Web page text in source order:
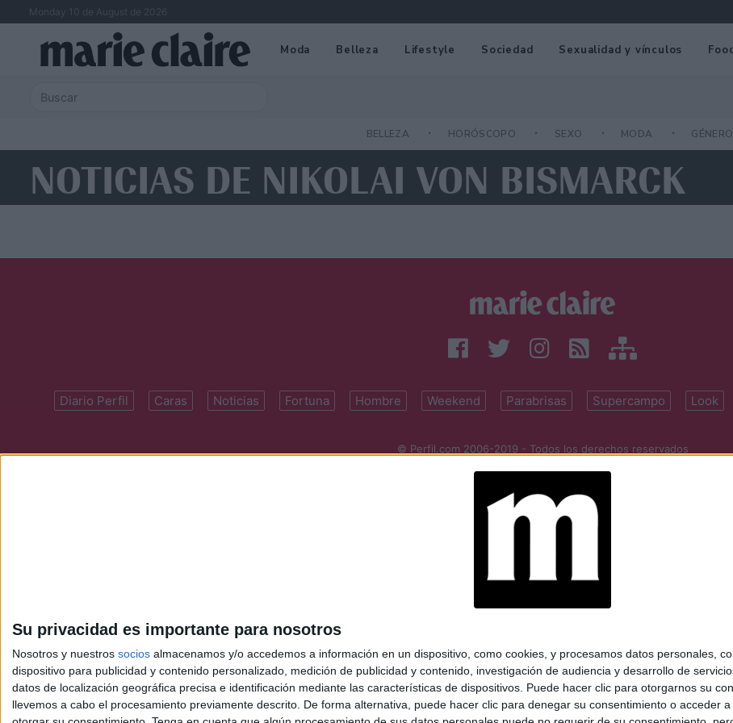
Su privacidad es importante para nosotros
Nosotros y nuestros socios almacenamos y/o accedemos a información en un dispositivo, como cookies, y procesamos datos personales,
dispositivo para publicidad y contenido personalizado, medición de publicidad y contenido, investigación de audiencia y desarrollo de
datos de localización geográfica precisa e identificación mediante las características de dispositivos. Puede hacer clic para otorgarnos su
llevemos a cabo el procesamiento previamente descrito. De forma alternativa, puede hacer clic para denegar su consentimiento o acceder
Monday 10 de August de 2026
Moda Belleza Lifestyle Sociedad Sexualidad y vínculos
BELLEZA HORÓSCOPO SEXO MODA GÉNERO
NOTICIAS DE NIKOLAI VON BISMARCK
Diario Perfil Caras Noticias Fortuna Hombre Weekend Parabrisas Supercampo Look
© Perfil.com 2006-2019 - Todos los derechos reservados
perfilcom@perfil.com| Propietario: Diario Perfil S.A.